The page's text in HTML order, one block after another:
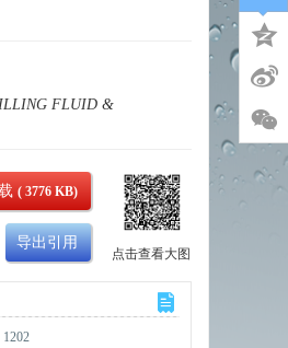
FLUID &
( 3776 KB)
导出引用
点击查看大图
1202